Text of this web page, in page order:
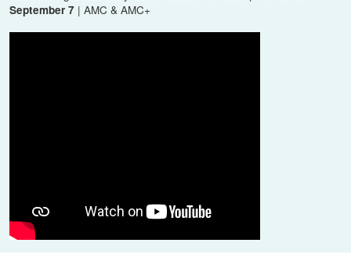
September 7 | AMC & AMC+